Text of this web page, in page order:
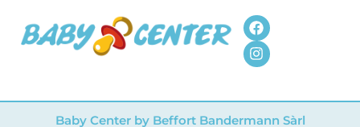
Baby Center by Beffort Bandermann Sàrl